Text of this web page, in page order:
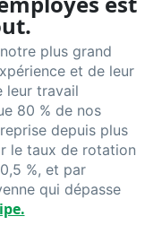
plus grand
et de leur
leur travail
80 % de nos
depuis plus
le taux de rotation
%, et par
qui dépasse